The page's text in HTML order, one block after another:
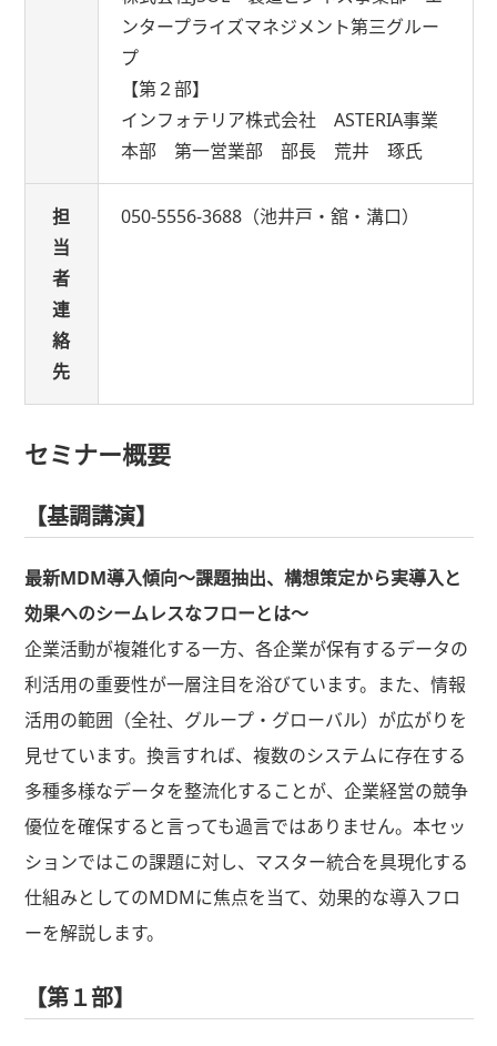
ンタープライズマネジメント第三グルー
プ
【第２部】
インフォテリア株式会社 ASTERIA事業
本部 第一営業部 部長 荒井 琢氏
担
当
者
連
絡
先
050-5556-3688（池井戸・舘・溝口）
セミナー概要
【基調講演】
最新MDM導入傾向〜課題抽出、構想策定から実導入と
効果へのシームレスなフローとは〜
企業活動が複雑化する一方、各企業が保有するデータの
利活用の重要性が一層注目を浴びています。また、情報
活用の範囲（全社、グループ・グローバル）が広がりを
見せています。換言すれば、複数のシステムに存在する
多種多様なデータを整流化することが、企業経営の競争
優位を確保すると言っても過言ではありません。本セッ
ションではこの課題に対し、マスター統合を具現化する
仕組みとしてのMDMに焦点を当て、効果的な導入フロ
ーを解説します。
【第１部】